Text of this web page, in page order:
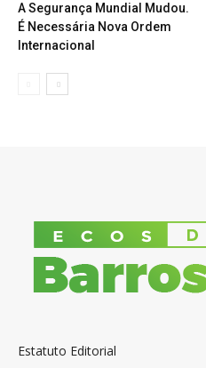
A Segurança Mundial Mudou.
É Necessária Nova Ordem
Internacional
Estatuto Editorial